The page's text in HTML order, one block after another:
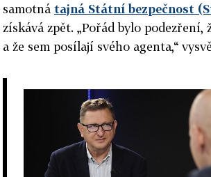
samotná tajná Státní bezpečnost
získává zpět. „Pořád bylo
a že sem posílají svého agenta,“